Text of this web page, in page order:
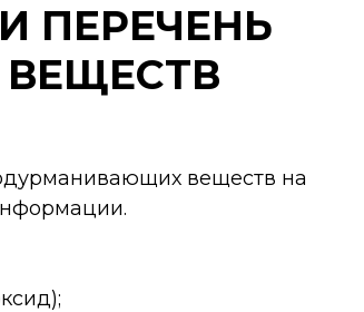
ПЕРЕЧЕНЬ
веществ на